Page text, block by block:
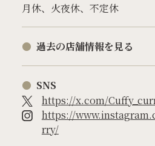
月休、火夜休、不定休
過去の店舗情報を見る
SNS
https://x.com/
https://
rry/